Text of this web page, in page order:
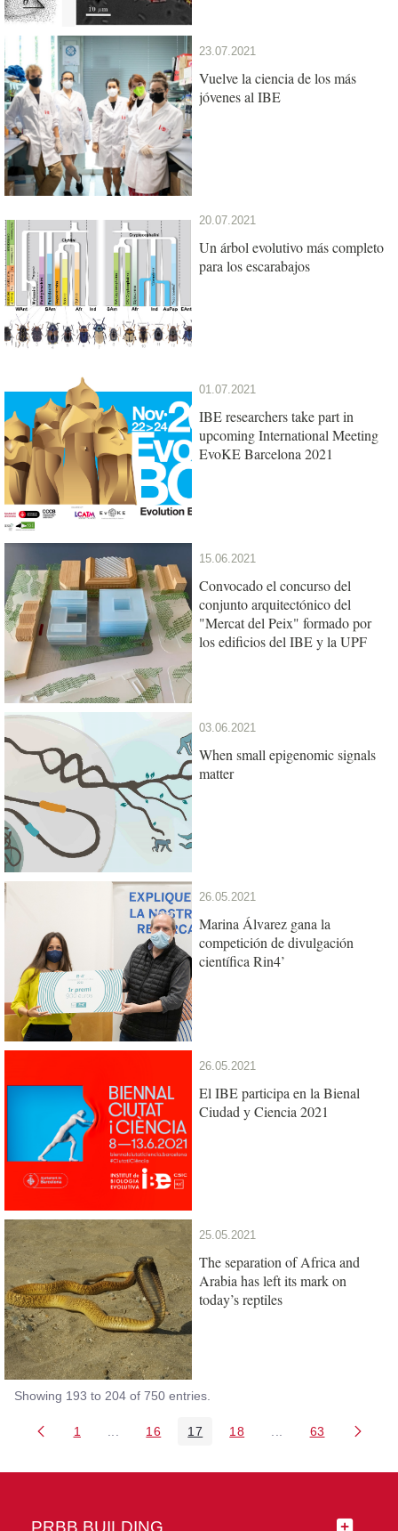
23.07.2021
Vuelve la ciencia de los más
jóvenes al IBE
20.07.2021
Un árbol evolutivo más completo
para los escarabajos
01.07.2021
IBE researchers take part in
upcoming International Meeting
EvoKE Barcelona 2021
15.06.2021
Convocado el concurso del
conjunto arquitectónico del
"Mercat del Peix" formado por
los edificios del IBE y la UPF
03.06.2021
When small epigenomic signals
matter
26.05.2021
Marina Álvarez gana la
competición de divulgación
científica Rin4’
26.05.2021
El IBE participa en la Bienal
Ciudad y Ciencia 2021
25.05.2021
The separation of Africa and
Arabia has left its mark on
today’s reptiles
Showing 193 to 204 of 750 entries.
Page
1 Intermediate Pages Use TAB to navigate.
Page
16 Page
17 Page
18 Intermediate Pages
Page
63
PRBB BUILDING